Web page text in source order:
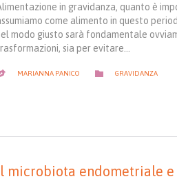
in gravidanza, quanto è
come alimento in questo
modo giusto sarà fondamentale
sia per evitare…
MARIANNA PANICO  CATEGORY
GRAVIDANZA
microbiota endometriale